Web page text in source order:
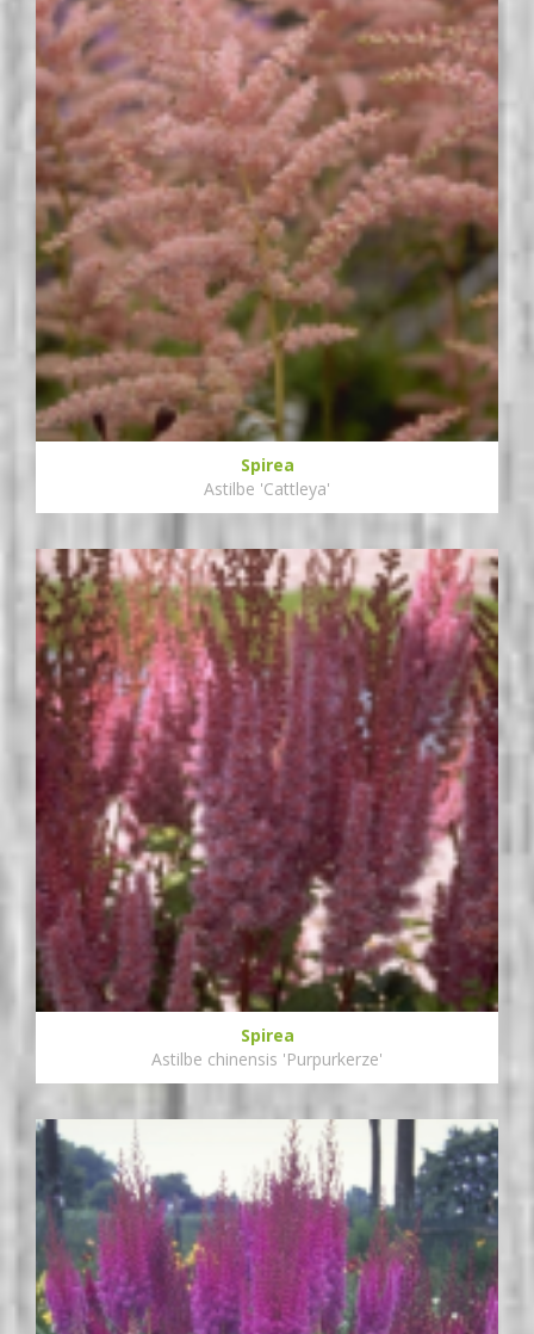
Spirea
Astilbe 'Cattleya'
Spirea
Astilbe chinensis 'Purpurkerze'